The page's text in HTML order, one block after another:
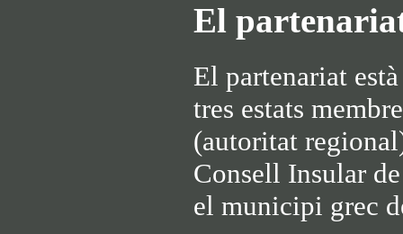
El
El partenariat
tres estats
(autoritat
Consell Insular
el municipi grec